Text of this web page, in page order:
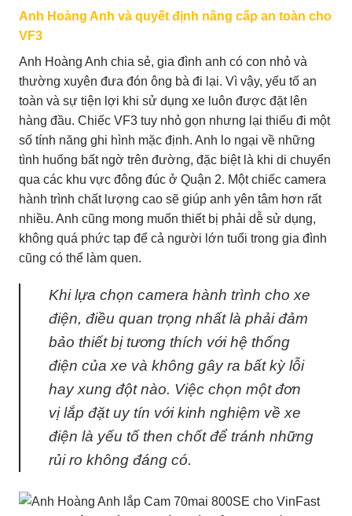
Anh Hoàng Anh và quyết định nâng cấp an toàn cho
VF3
Anh Hoàng Anh chia sẻ, gia đình anh có con nhỏ và
thường xuyên đưa đón ông bà đi lại. Vì vậy, yếu tố an
toàn và sự tiện lợi khi sử dụng xe luôn được đặt lên
hàng đầu. Chiếc VF3 tuy nhỏ gọn nhưng lại thiếu đi một
số tính năng ghi hình mặc định. Anh lo ngại về những
tình huống bất ngờ trên đường, đặc biệt là khi di chuyển
qua các khu vực đông đúc ở Quận 2. Một chiếc camera
hành trình chất lượng cao sẽ giúp anh yên tâm hơn rất
nhiều. Anh cũng mong muốn thiết bị phải dễ sử dụng,
không quá phức tạp để cả người lớn tuổi trong gia đình
cũng có thể làm quen.
Khi lựa chọn camera hành trình cho xe
điện, điều quan trọng nhất là phải đảm
bảo thiết bị tương thích với hệ thống
điện của xe và không gây ra bất kỳ lỗi
hay xung đột nào. Việc chọn một đơn
vị lắp đặt uy tín với kinh nghiệm về xe
điện là yếu tố then chốt để tránh những
rủi ro không đáng có.